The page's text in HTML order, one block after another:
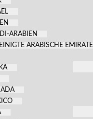
ARABIEN
ARABISCHE EMIRATE